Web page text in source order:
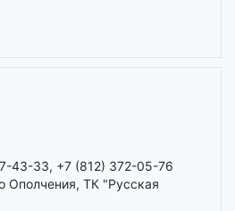
43-33, +7 (812) 372-05-76
Ополчения, ТК "Русская